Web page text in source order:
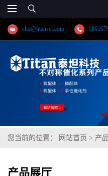
yhx@titansci.com
您当前的位置： 网站首页 > 产
产品展厅